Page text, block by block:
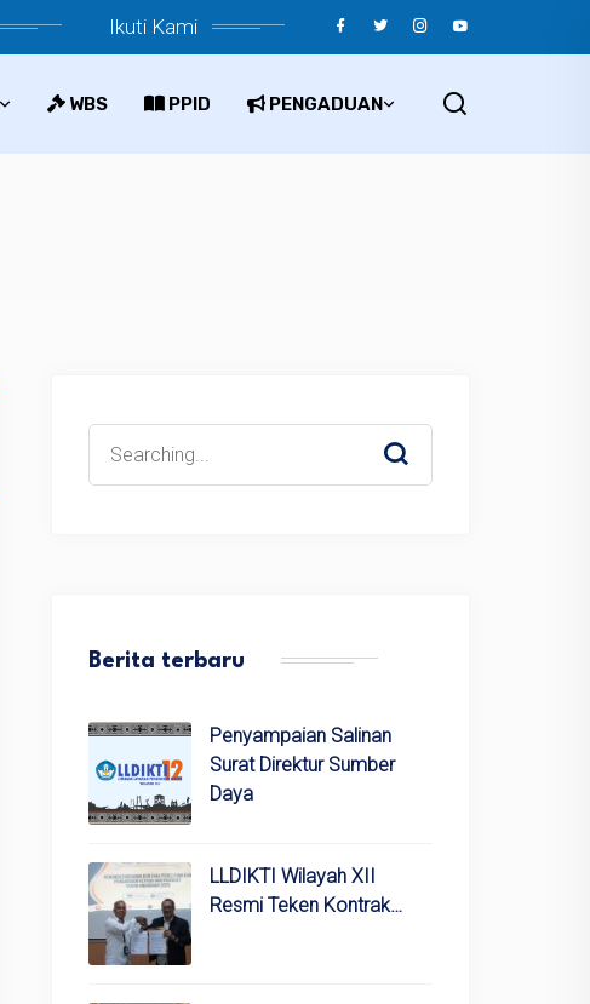
Ikuti Kami
WBS PPID PENGADUAN
for:
Berita terbaru
Penyampaian Salinan
Surat Direktur Sumber
Daya
LLDIKTI Wilayah XII
Resmi Teken Kontrak…